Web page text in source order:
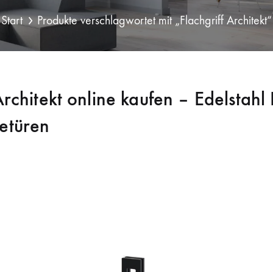
Start Produkte verschlagwortet mit „Flachgriff Architekt“
online kaufen – Edelstahl